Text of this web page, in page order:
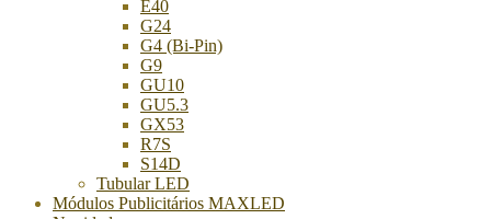
E40
G24
G4 (Bi-Pin)
G9
GU10
GU5.3
GX53
R7S
S14D
Tubular LED
Módulos Publicitários MAXLED